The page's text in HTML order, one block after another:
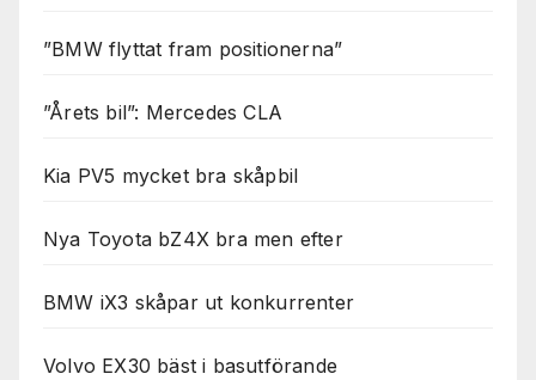
”BMW flyttat fram positionerna”
”Årets bil”: Mercedes CLA
Kia PV5 mycket bra skåpbil
Nya Toyota bZ4X bra men efter
BMW iX3 skåpar ut konkurrenter
Volvo EX30 bäst i basutförande